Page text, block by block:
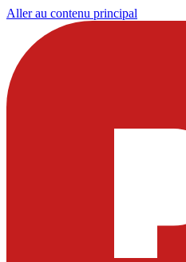
Aller au contenu principal